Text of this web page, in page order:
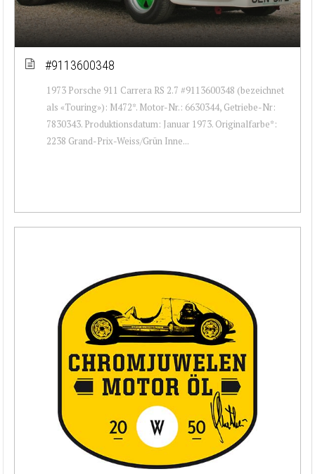
#9113600348
1973 Porsche 911 Carrera RS 2.7 #9113600348 (bezeichnet
als «Touring»): M472*. Motor-Nr.: 6630344, Getriebe-Nr:
7830343. Produktionsdatum: Januar 1973. Originalfarbe*:
2238 Grand-Prix-Weiss/Grün Inne...